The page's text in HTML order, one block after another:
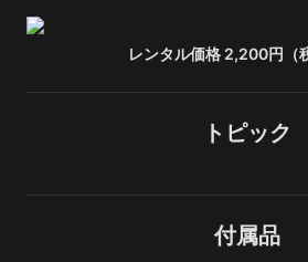
レンタル価格 2,200円（
トピック
付属品